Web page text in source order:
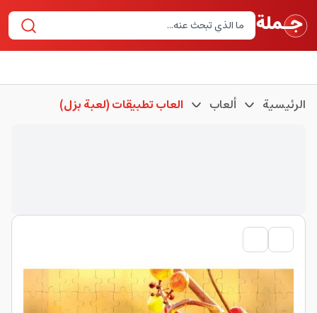
الرئيسية ألعاب العاب تطبيقات (لعبة بزل)